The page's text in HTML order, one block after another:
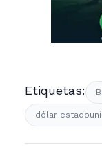
Etiquetas:
dólar